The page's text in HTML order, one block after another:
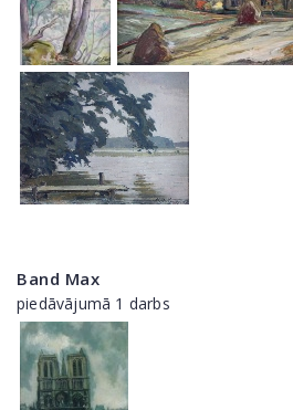
Band Max
piedāvājumā 1 darbs